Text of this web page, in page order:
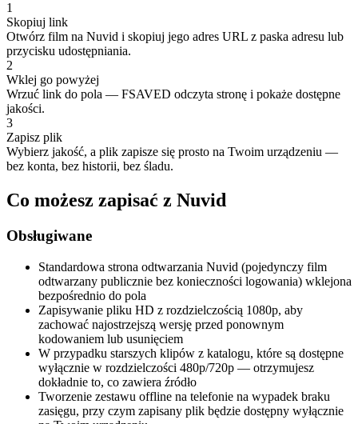
1
Skopiuj link
Otwórz film na Nuvid i skopiuj jego adres URL z paska adresu lub
przycisku udostępniania.
2
Wklej go powyżej
Wrzuć link do pola — FSAVED odczyta stronę i pokaże dostępne
jakości.
3
Zapisz plik
Wybierz jakość, a plik zapisze się prosto na Twoim urządzeniu —
bez konta, bez historii, bez śladu.
Co możesz zapisać z Nuvid
Obsługiwane
Standardowa strona odtwarzania Nuvid (pojedynczy film
odtwarzany publicznie bez konieczności logowania) wklejona
bezpośrednio do pola
Zapisywanie pliku HD z rozdzielczością 1080p, aby
zachować najostrzejszą wersję przed ponownym
kodowaniem lub usunięciem
W przypadku starszych klipów z katalogu, które są dostępne
wyłącznie w rozdzielczości 480p/720p — otrzymujesz
dokładnie to, co zawiera źródło
Tworzenie zestawu offline na telefonie na wypadek braku
zasięgu, przy czym zapisany plik będzie dostępny wyłącznie